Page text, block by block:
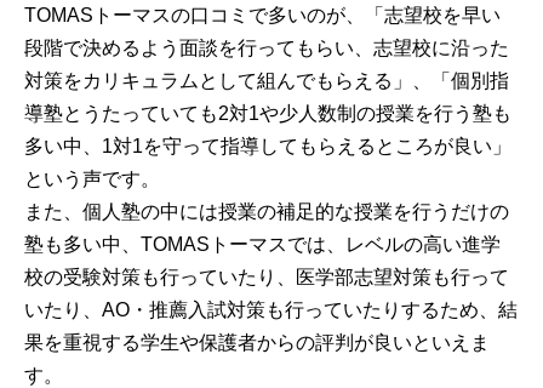
TOMASトーマスの口コミで多いのが、「志望校を早い
段階で決めるよう面談を行ってもらい、志望校に沿った
対策をカリキュラムとして組んでもらえる」、「個別指
導塾とうたっていても2対1や少人数制の授業を行う塾も
多い中、1対1を守って指導してもらえるところが良い」
という声です。
また、個人塾の中には授業の補足的な授業を行うだけの
塾も多い中、TOMASトーマスでは、レベルの高い進学
校の受験対策も行っていたり、医学部志望対策も行って
いたり、AO・推薦入試対策も行っていたりするため、結
果を重視する学生や保護者からの評判が良いといえま
す。